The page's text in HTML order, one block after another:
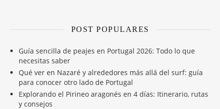
POST POPULARES
Guía sencilla de peajes en Portugal 2026: Todo lo que
necesitas saber
Qué ver en Nazaré y alrededores más allá del surf: guía
para conocer otro lado de Portugal
Explorando el Pirineo aragonés en 4 días: Itinerario, rutas
y consejos